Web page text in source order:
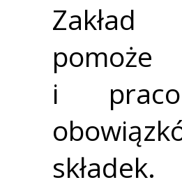
Zakład
i
składek.